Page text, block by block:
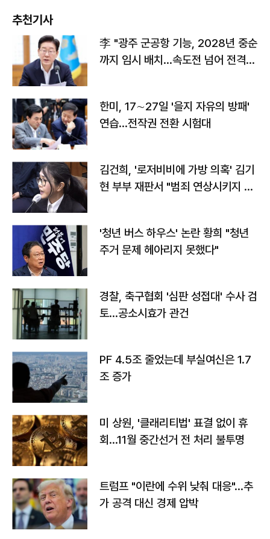
추천기사
李 "광주 군공항 기능, 2028년 중순
까지 임시 배치…속도전 넘어 전격
한미, 17∼27일 '을지 자유의 방패'
연습…전작권 전환 시험대
김건희, '로저비비에 가방 의혹' 김기
현 부부 재판서 "범죄 연상시키지 말
'청년 버스 하우스' 논란 황희 "청년
주거 문제 헤아리지 못했다"
경찰, 축구협회 '심판 성접대' 수사 검
토…공소시효가 관건
PF 4.5조 줄었는데 부실여신은 1.7
조 증가
미 상원, '클래리티법' 표결 없이 휴
회…11월 중간선거 전 처리 불투명
트럼프 "이란에 수위 낮춰 대응"…추
가 공격 대신 경제 압박